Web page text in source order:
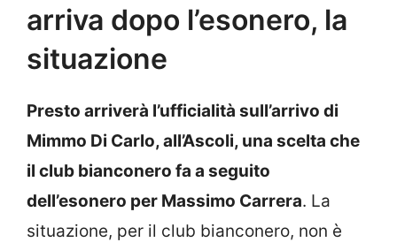
arriva dopo l’esonero, la
situazione
Presto arriverà l’ufficialità sull’arrivo di
Mimmo Di Carlo, all’Ascoli, una scelta che
il club bianconero fa a seguito
dell’esonero per Massimo Carrera. La
situazione, per il club bianconero, non è